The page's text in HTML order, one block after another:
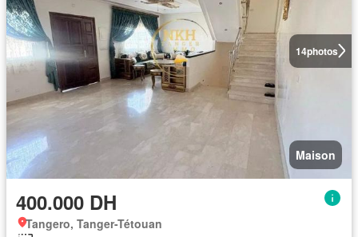
14photos
Maison
400.000 DH
Tangero, Tanger-Tétouan